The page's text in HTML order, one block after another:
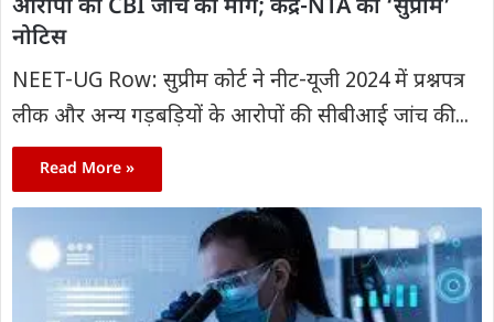
आरोपों की CBI जांच की मांग; केंद्र-NTA को ‘सुप्रीम’
नोटिस
NEET-UG Row: सुप्रीम कोर्ट ने नीट-यूजी 2024 में प्रश्नपत्र
लीक और अन्य गड़बड़ियों के आरोपों की सीबीआई जांच की...
Read More »